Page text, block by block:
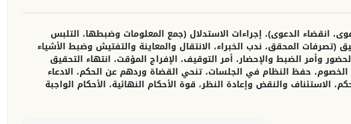
انقضاء الدعوى)، إجراءات الاستدلال (جمع المعلومات وضبطها، التلبس
المحقق، ندب الخبراء، الانتقال والمعاينة والتفتيش وضبط الأشياء
وأمر الضبط والإحضار، أمر التوقيف، الإفراج المؤقت، انتهاء التحقيق
الخصوم، حفظ النظام في الجلسات، تنحي القضاة وردهم عن الحكم، الادعاء
الاستئناف والنقض وإعادة النظر، قوة الأحكام النهائية، الأحكام الواجبة